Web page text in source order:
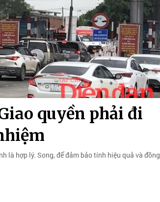
quyền phải đi
là hợp lý. Song, để đảm bảo tính hiệu quả và đồng